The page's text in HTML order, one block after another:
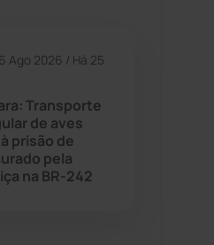
(1504)
(157)
Ago 2026 / Há 25
Transporte
de aves
prisão de
pela
na BR-242